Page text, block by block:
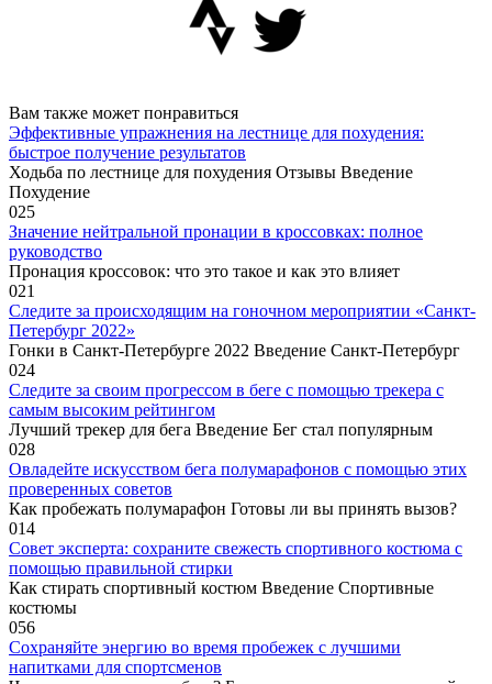
Вам также может понравиться
Эффективные упражнения на лестнице для похудения:
быстрое получение результатов
Ходьба по лестнице для похудения Отзывы Введение
Похудение
025
Значение нейтральной пронации в кроссовках: полное
руководство
Пронация кроссовок: что это такое и как это влияет
021
Следите за происходящим на гоночном мероприятии «Санкт-
Петербург 2022»
Гонки в Санкт-Петербурге 2022 Введение Санкт-Петербург
024
Следите за своим прогрессом в беге с помощью трекера с
самым высоким рейтингом
Лучший трекер для бега Введение Бег стал популярным
028
Овладейте искусством бега полумарафонов с помощью этих
проверенных советов
Как пробежать полумарафон Готовы ли вы принять вызов?
014
Совет эксперта: сохраните свежесть спортивного костюма с
помощью правильной стирки
Как стирать спортивный костюм Введение Спортивные
костюмы
056
Сохраняйте энергию во время пробежек с лучшими
напитками для спортсменов